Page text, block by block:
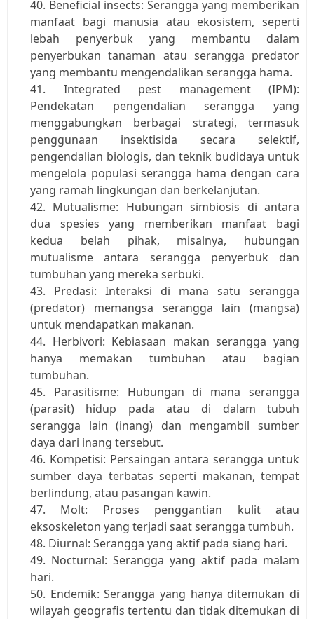
Beneficial insects: Serangga yang memberikan
manfaat bagi manusia atau ekosistem, seperti
lebah penyerbuk yang membantu dalam
penyerbukan tanaman atau serangga predator
yang membantu mengendalikan serangga hama.
Integrated pest management (IPM):
Pendekatan pengendalian serangga yang
menggabungkan berbagai strategi, termasuk
penggunaan insektisida secara selektif,
pengendalian biologis, dan teknik budidaya untuk
mengelola populasi serangga hama dengan cara
yang ramah lingkungan dan berkelanjutan.
Mutualisme: Hubungan simbiosis di antara
dua spesies yang memberikan manfaat bagi
kedua belah pihak, misalnya, hubungan
mutualisme antara serangga penyerbuk dan
tumbuhan yang mereka serbuki.
Predasi: Interaksi di mana satu serangga
(predator) memangsa serangga lain (mangsa)
untuk mendapatkan makanan.
Herbivori: Kebiasaan makan serangga yang
hanya memakan tumbuhan atau bagian
tumbuhan.
Parasitisme: Hubungan di mana serangga
(parasit) hidup pada atau di dalam tubuh
serangga lain (inang) dan mengambil sumber
daya dari inang tersebut.
Kompetisi: Persaingan antara serangga untuk
sumber daya terbatas seperti makanan, tempat
berlindung, atau pasangan kawin.
Molt: Proses penggantian kulit atau
eksoskeleton yang terjadi saat serangga tumbuh.
Diurnal: Serangga yang aktif pada siang hari.
Nocturnal: Serangga yang aktif pada malam
hari.
Endemik: Serangga yang hanya ditemukan di
wilayah geografis tertentu dan tidak ditemukan di